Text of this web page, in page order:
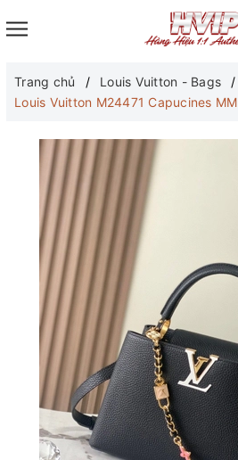
Trang chủ
Louis Vuitton - Bags
Louis Vuitton M24471 Capucines MM